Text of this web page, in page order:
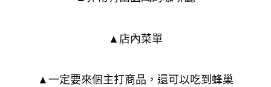
▲店內菜單
▲一定要來個主打商品，還可以吃到蜂巢